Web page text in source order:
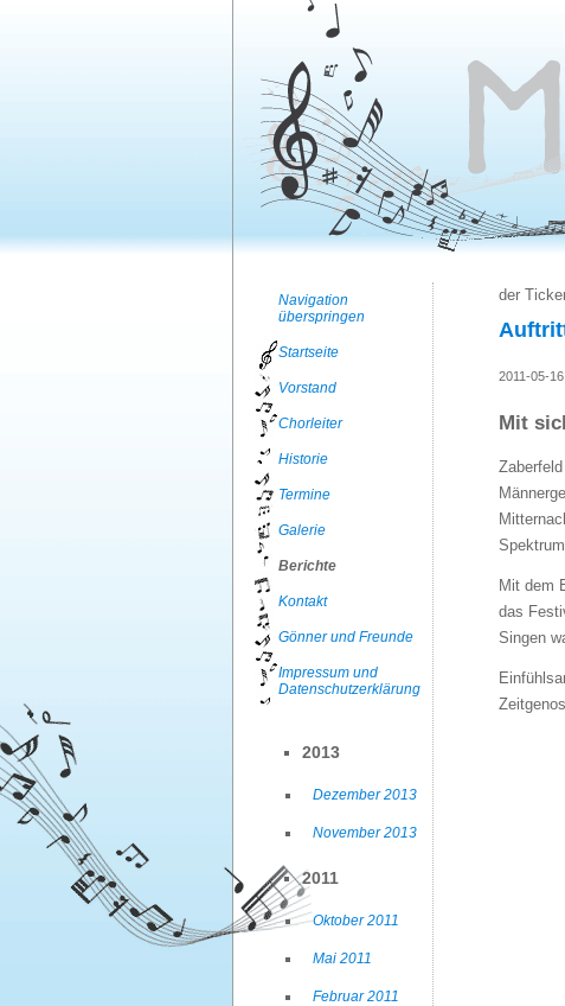
Navigation
überspringen
Startseite
Vorstand
Chorleiter
Historie
Termine
Galerie
Berichte
Kontakt
Gönner und Freunde
Impressum und
Datenschutzerklärung
2013
Dezember 2013
November 2013
2011
Oktober 2011
Mai 2011
Februar 2011
der
2011-05-
Mit
Mit dem
das
Singen